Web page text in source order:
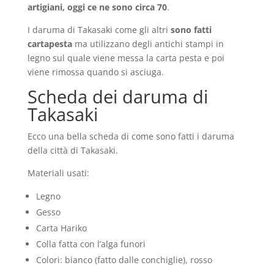
artigiani, oggi ce ne sono circa 70.
I daruma di Takasaki come gli altri sono fatti
cartapesta ma utilizzano degli antichi stampi in
legno sul quale viene messa la carta pesta e poi
viene rimossa quando si asciuga.
Scheda dei daruma di
Takasaki
Ecco una bella scheda di come sono fatti i daruma
della città di Takasaki.
Materiali usati:
Legno
Gesso
Carta Hariko
Colla fatta con l’alga funori
Colori: bianco (fatto dalle conchiglie), rosso